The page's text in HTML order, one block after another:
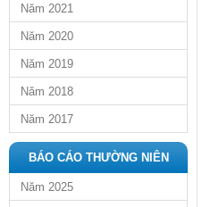
Năm 2021
Năm 2020
Năm 2019
Năm 2018
Năm 2017
BÁO CÁO THƯỜNG NIÊN
Năm 2025